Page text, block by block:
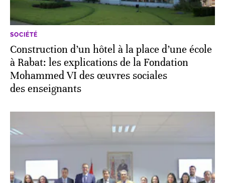
SOCIÉTÉ
Construction d’un hôtel à la place d’une école
à Rabat: les explications de la Fondation
Mohammed VI des œuvres sociales
des enseignants